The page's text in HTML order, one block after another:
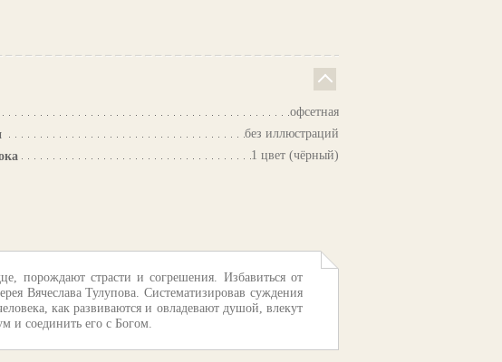
офсетная
без иллюстраций
1 цвет (чёрный)
порождают страсти и согрешения. Избавиться от
Вячеслава Тулупова. Систематизировав суждения
как развиваются и овладевают душой, влекут
и соединить его с Богом.